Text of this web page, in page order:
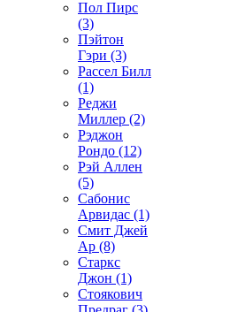
Пол Пирс
(3)
Пэйтон
Гэри (3)
Рассел Билл
(1)
Реджи
Миллер (2)
Рэджон
Рондо (12)
Рэй Аллен
(5)
Сабонис
Арвидас (1)
Смит Джей
Ар (8)
Старкс
Джон (1)
Стоякович